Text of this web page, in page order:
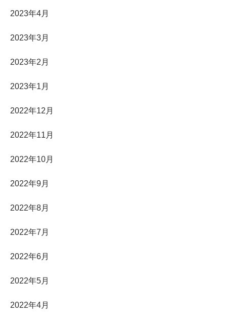
2023年4月
2023年3月
2023年2月
2023年1月
2022年12月
2022年11月
2022年10月
2022年9月
2022年8月
2022年7月
2022年6月
2022年5月
2022年4月